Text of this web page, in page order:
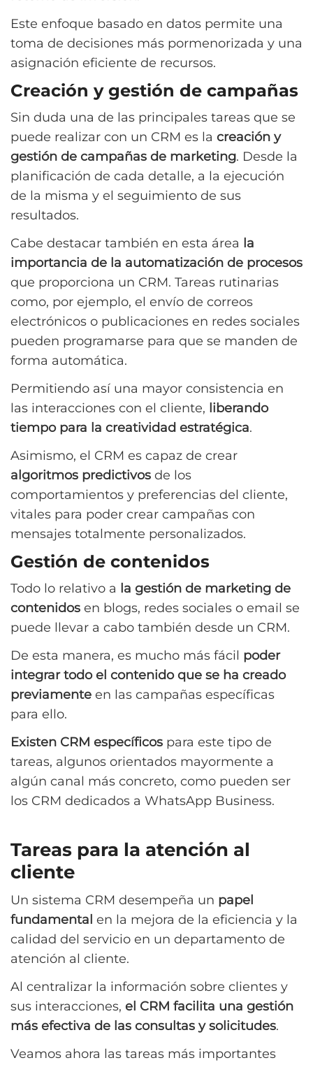
Este enfoque basado en datos permite una
toma de decisiones más pormenorizada y una
asignación eficiente de recursos.
Creación y gestión de campañas
Sin duda una de las principales tareas que se
puede realizar con un CRM es la creación y
gestión de campañas de marketing. Desde la
planificación de cada detalle, a la ejecución
de la misma y el seguimiento de sus
resultados.
Cabe destacar también en esta área la
importancia de la automatización de procesos
que proporciona un CRM. Tareas rutinarias
como, por ejemplo, el envío de correos
electrónicos o publicaciones en redes sociales
pueden programarse para que se manden de
forma automática.
Permitiendo así una mayor consistencia en
las interacciones con el cliente, liberando
tiempo para la creatividad estratégica.
Asimismo, el CRM es capaz de crear
algoritmos predictivos de los
comportamientos y preferencias del cliente,
vitales para poder crear campañas con
mensajes totalmente personalizados.
Gestión de contenidos
Todo lo relativo a la gestión de marketing de
contenidos en blogs, redes sociales o email se
puede llevar a cabo también desde un CRM.
De esta manera, es mucho más fácil poder
integrar todo el contenido que se ha creado
previamente en las campañas específicas
para ello.
Existen CRM específicos para este tipo de
tareas, algunos orientados mayormente a
algún canal más concreto, como pueden ser
los CRM dedicados a WhatsApp Business.
Tareas para la atención al
cliente
Un sistema CRM desempeña un papel
fundamental en la mejora de la eficiencia y la
calidad del servicio en un departamento de
atención al cliente.
Al centralizar la información sobre clientes y
sus interacciones, el CRM facilita una gestión
más efectiva de las consultas y solicitudes.
Veamos ahora las tareas más importantes